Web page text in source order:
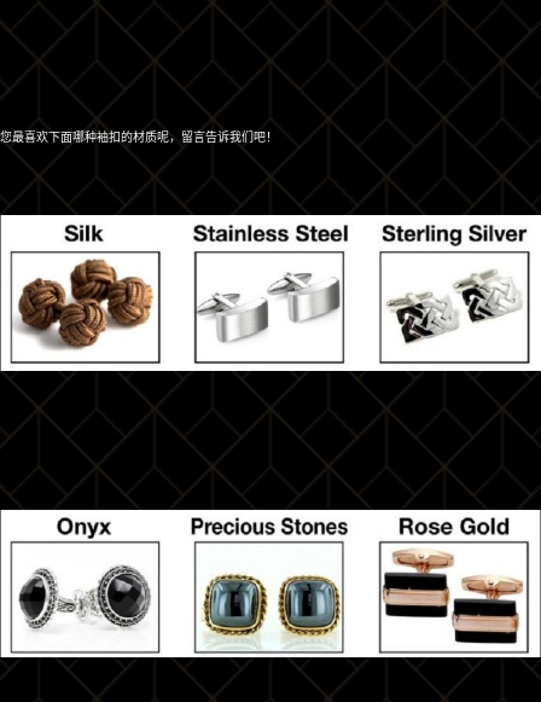
您最喜欢下面哪种袖扣的材质呢，留言告诉我们吧！